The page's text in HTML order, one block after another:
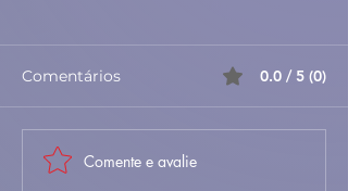
Sopa de Entulho –
Comentários 0.0 / 5 (0)
Comente e avalie